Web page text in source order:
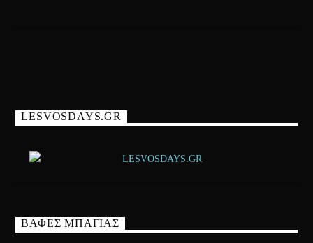
LESVOSDAYS.GR
ΒΑΦΕΣ ΜΠΑΓΙΑΣ